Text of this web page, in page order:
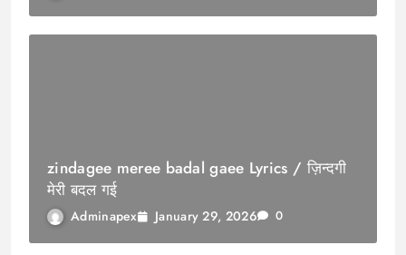
zindagee meree badal gaee Lyrics / ज़िन्दगी
मेरी बदल गई
Adminapex January 29, 2026 0